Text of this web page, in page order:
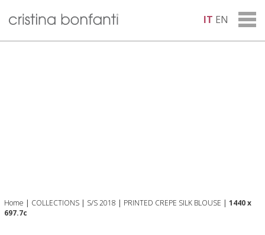
IT EN
Home | COLLECTIONS | S/S 2018 | PRINTED CREPE SILK BLOUSE | 1440 x
697.7c